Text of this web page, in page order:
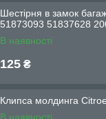
Шестірня в замок
51873093 51837628
В наявності
125 ₴
Клипса молдинга